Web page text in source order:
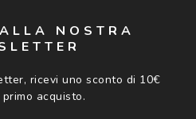
NOSTRA
ricevi uno sconto di 10€
acquisto.